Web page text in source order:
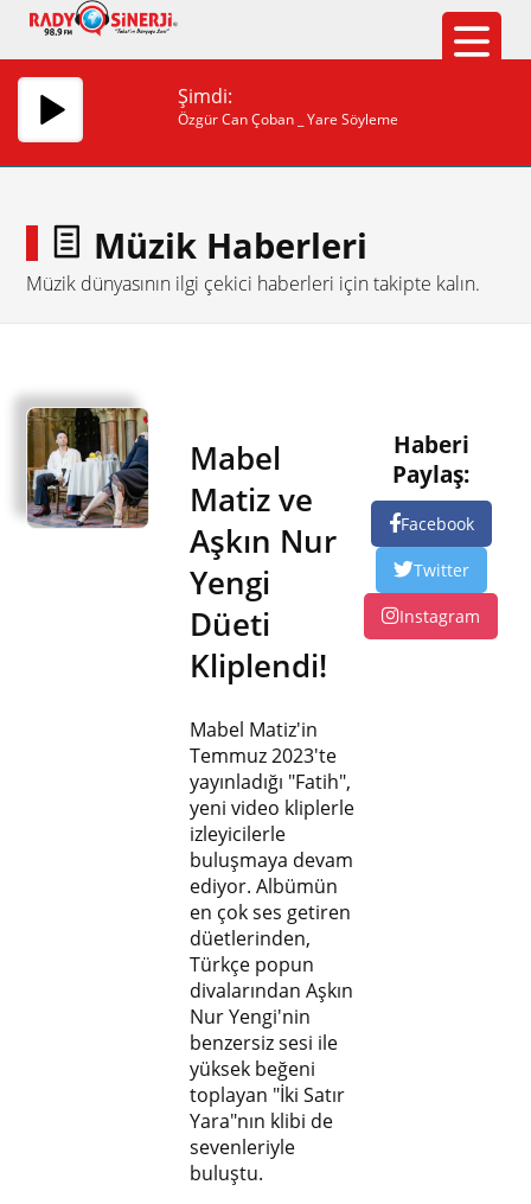
Şimdi:
Özgür Can Çoban _ Yare Söyleme
Müzik Haberleri
Müzik dünyasının ilgi çekici haberleri için takipte kalın.
Mabel
Matiz ve
Aşkın Nur
Yengi
Düeti
Kliplendi!
Mabel Matiz'in
Temmuz 2023'te
yayınladığı "Fatih",
yeni video kliplerle
izleyicilerle
buluşmaya devam
ediyor. Albümün
en çok ses getiren
düetlerinden,
Türkçe popun
divalarından Aşkın
Nur Yengi'nin
benzersiz sesi ile
yüksek beğeni
toplayan "İki Satır
Yara"nın klibi de
sevenleriyle
buluştu.
Haberi
Paylaş:
Facebook
Twitter
Instagram